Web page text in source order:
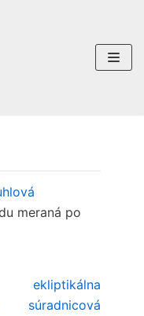
meraná po
ekliptikálna
súradnicová